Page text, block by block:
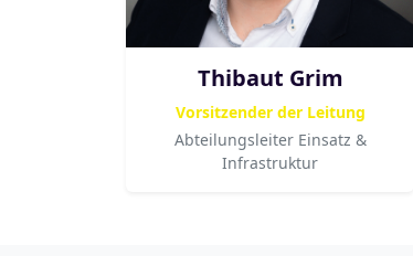
Thibaut Grim
Vorsitzender der Leitung
Abteilungsleiter Einsatz &
Infrastruktur